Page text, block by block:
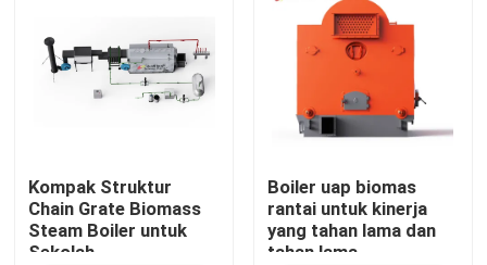
Kompak Struktur
Chain Grate Biomass
Steam Boiler untuk
Sekolah
Boiler uap biomas
rantai untuk kinerja
yang tahan lama dan
tahan lama